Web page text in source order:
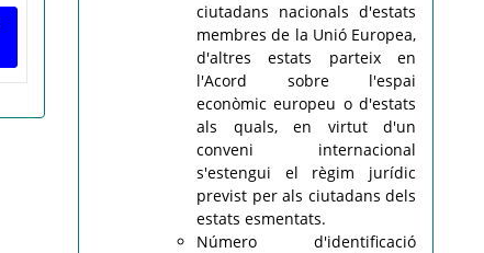
ciutadans nacionals d'estats
membres de la Unió Europea,
d'altres estats parteix en
l'Acord sobre l'espai
econòmic europeu o d'estats
als quals, en virtut d'un
conveni internacional
s'estengui el règim jurídic
previst per als ciutadans dels
estats esmentats.
Número d'identificació